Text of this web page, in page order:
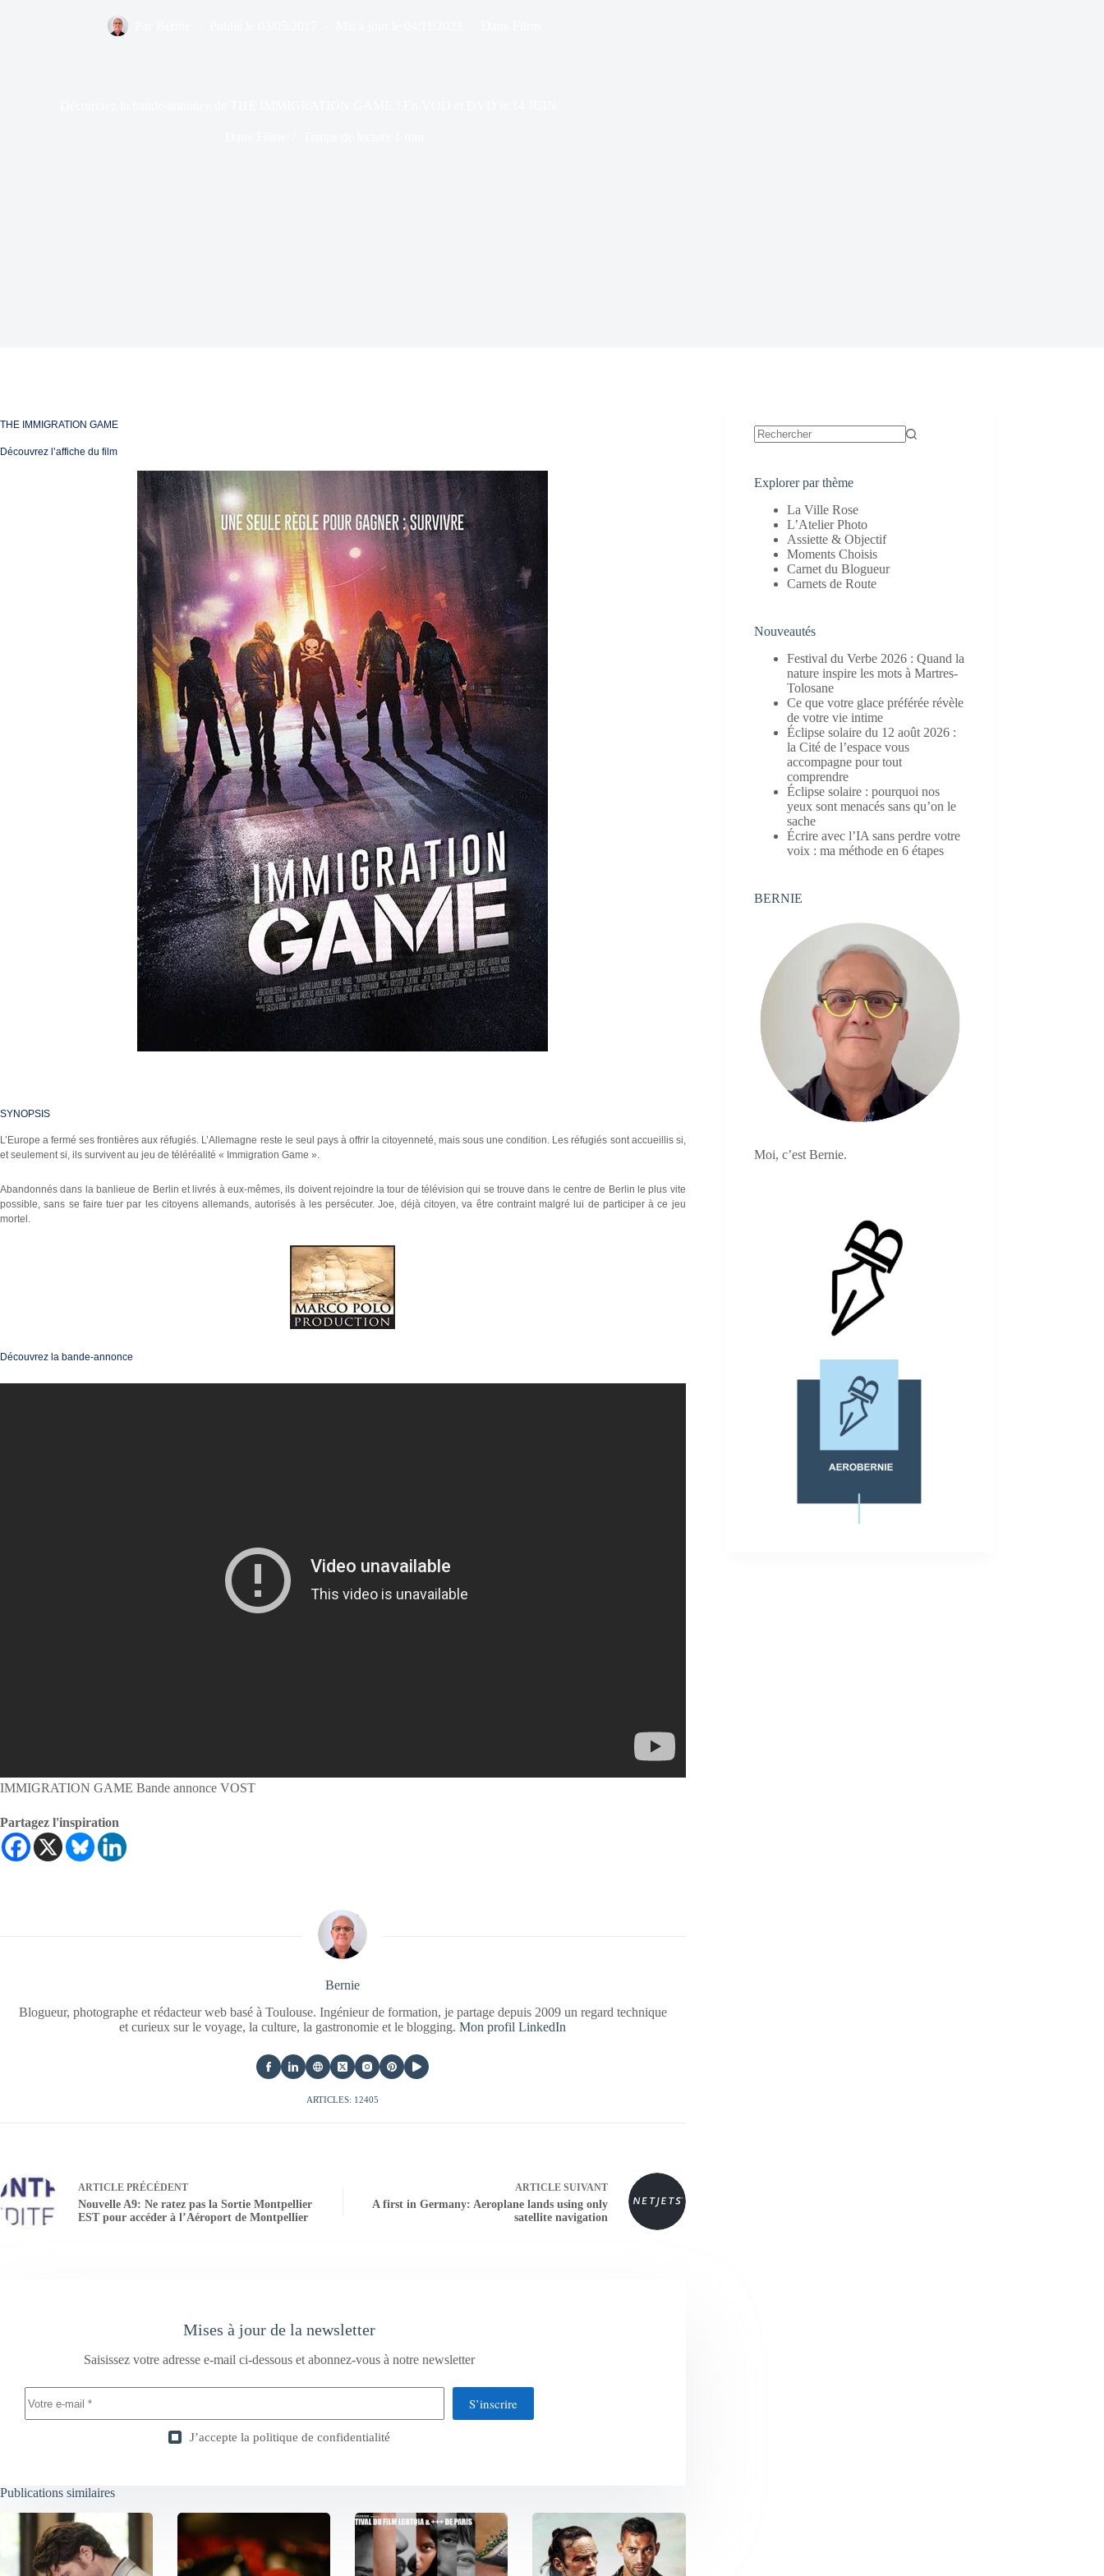
THE IMMIGRATION GAME
Découvrez l’affiche du film
SYNOPSIS
L’Europe a fermé ses frontières aux réfugiés. L’Allemagne reste le seul pays à offrir la citoyenneté, mais sous une condition. Les réfugiés sont accueillis si,
et seulement si, ils survivent au jeu de téléréalité « Immigration Game ».
Abandonnés dans la banlieue de Berlin et livrés à eux-mêmes, ils doivent rejoindre la tour de télévision qui se trouve dans le centre de Berlin le plus vite
possible, sans se faire tuer par les citoyens allemands, autorisés à les persécuter. Joe, déjà citoyen, va être contraint malgré lui de participer à ce jeu
mortel.
Découvrez la bande-annonce
IMMIGRATION GAME Bande annonce VOST
Partagez l'inspiration
Bernie
Blogueur, photographe et rédacteur web basé à Toulouse. Ingénieur de formation, je partage depuis 2009 un regard technique
et curieux sur le voyage, la culture, la gastronomie et le blogging.Mon profil LinkedIn
ARTICLES: 12405
ARTICLE PRÉCÉDENT
Nouvelle A9: Ne ratez pas la Sortie Montpellier
EST pour accéder à l’Aéroport de Montpellier
ARTICLESUIVANT
A first in Germany: Aeroplane lands using only
satellite navigation
Mises à jour de la newsletter
Saisissez votre adresse e-mail ci-dessous et abonnez-vous à notre newsletter
S’inscrire
J’accepte la politique de confidentialité
Publications similaires
Explorer par thème
La Ville Rose
L’Atelier Photo
Assiette & Objectif
Moments Choisis
Carnet du Blogueur
Carnets de Route
Nouveautés
Festival du Verbe 2026 : Quand la
nature inspire les mots à Martres-
Tolosane
Ce que votre glace préférée révèle
de votre vie intime
Éclipse solaire du 12 août 2026 :
la Cité de l’espace vous
accompagne pour tout
comprendre
Éclipse solaire : pourquoi nos
yeux sont menacés sans qu’on le
sache
Écrire avec l’IA sans perdre votre
voix : ma méthode en 6 étapes
BERNIE
Moi, c’est Bernie.